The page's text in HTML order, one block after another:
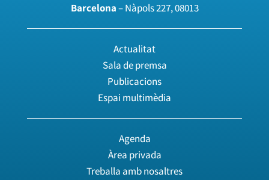
Barcelona– Nàpols 227, 08013
Actualitat
Sala de premsa
Publicacions
Espai multimèdia
Agenda
Àrea privada
Treballa amb nosaltres